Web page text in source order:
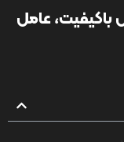
باکیفیت، عامل